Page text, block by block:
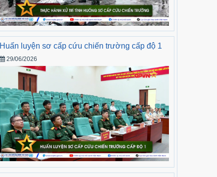
Huấn luyện sơ cấp cứu chiến trường cấp độ 1
29/06/2026